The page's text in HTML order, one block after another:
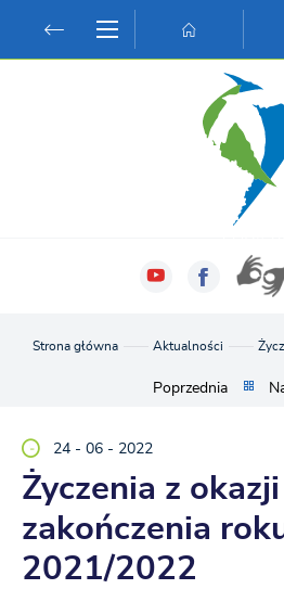
Przejdź do wyszukiwarki.
Przejdź do ustawień wielkości czcionki.
Włącz wersję kontrastową strony.
Strona główna Aktualności
Poprzednia
24 - 06 - 2022
Życzenia z okazji
zakończenia
2021/2022